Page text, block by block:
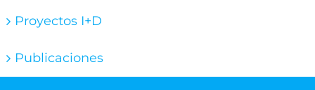
Proyectos I+D
Publicaciones